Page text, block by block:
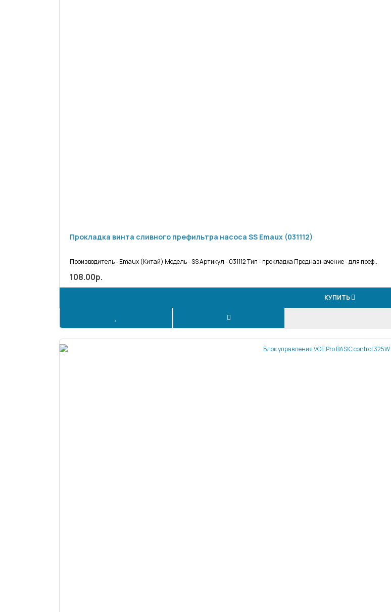
Прокладка винта сливного префильтра насоса SS Emaux (031112)
Производитель - Emaux (Китай) Модель - SS Артикул - 031112 Тип - прокладка Предназначение - для преф..
108.00р.
КУПИТЬ